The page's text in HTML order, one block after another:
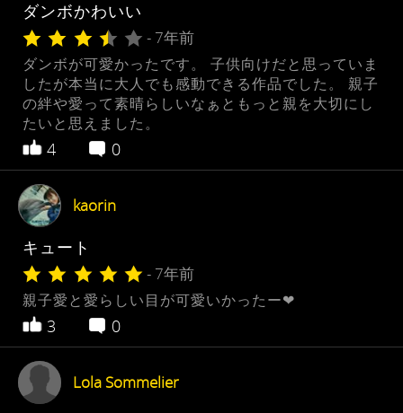
ダンボかわいい
- 7年前
ダンボが可愛かったです。 子供向けだと思っていま
したが本当に大人でも感動できる作品でした。 親子
の絆や愛って素晴らしいなぁともっと親を大切にし
たいと思えました。
4 0
kaorin
キュート
- 7年前
親子愛と愛らしい目が可愛いかったー❤
3 0
Lola Sommelier